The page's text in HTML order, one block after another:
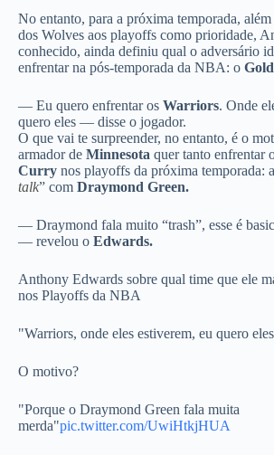
No entanto, para a próxima temporada,
dos Wolves aos playoffs como prioridade,
conhecido, ainda definiu qual o adversário
enfrentar na pós-temporada da NBA: o
— Eu quero enfrentar os Warriors. Onde
quero eles — disse o jogador.
O que vai te surpreender, no entanto, é o
armador de Minnesota quer tanto enfrentar
Curry nos playoffs da próxima temporada:
talk” com Draymond Green.
— Draymond fala muito “trash”, esse é
— revelou o Edwards.
Anthony Edwards sobre qual time que ele
nos Playoffs da NBA
"Warriors, onde eles estiverem, eu quero
O motivo?
"Porque o Draymond Green fala muita
merda"pic.twitter.com/UwiHtkjHUA